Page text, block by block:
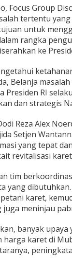
Focus Group
tertentu
untuk
rangka
ke
Belanja
Presiden RI
dan strategis
Reza Alex
Setjen
yang tepat
revitalisasi
tim
yang
karet,
meninjau
banyak
harga karet di